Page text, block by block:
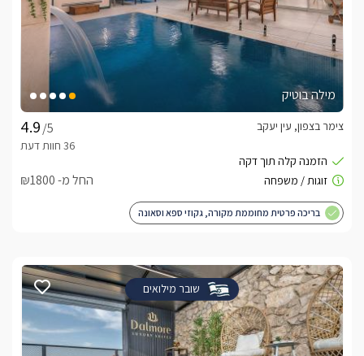
מילה בוטיק
/5
צימר בצפון, עין יעקב
החל מ- ₪1800
בריכה פרטית מחוממת מקורה, גקוזי ספא וסאונה
שובר מילואים